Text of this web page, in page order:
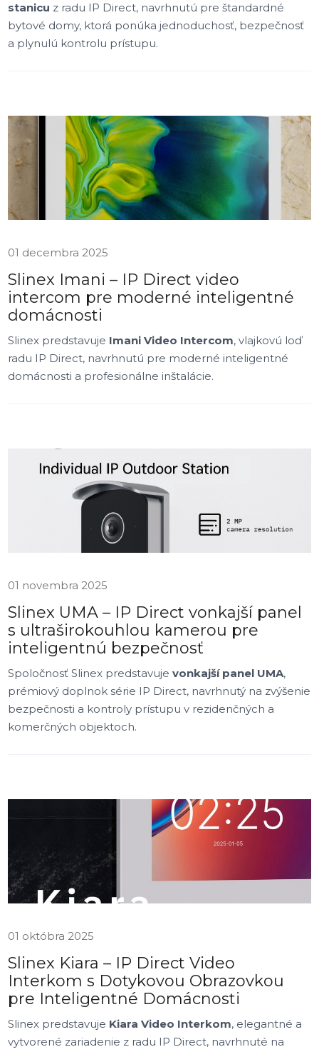
stanicu z radu IP Direct, navrhnutú pre štandardné
bytové domy, ktorá ponúka jednoduchosť, bezpečnosť
a plynulú kontrolu prístupu.
01 decembra 2025
Slinex Imani – IP Direct video
intercom pre moderné inteligentné
domácnosti
Slinex predstavuje Imani Video Intercom, vlajkovú loď
radu IP Direct, navrhnutú pre moderné inteligentné
domácnosti a profesionálne inštalácie.
01 novembra 2025
Slinex UMA – IP Direct vonkajší panel
s ultraširokouhlou kamerou pre
inteligentnú bezpečnosť
Spoločnosť Slinex predstavujevonkajší panel UMA,
prémiový doplnok série IP Direct, navrhnutý na zvýšenie
bezpečnosti a kontroly prístupu v rezidenčných a
komerčných objektoch.
01 októbra 2025
Slinex Kiara – IP Direct Video
Interkom s Dotykovou Obrazovkou
pre Inteligentné Domácnosti
Slinex predstavuje Kiara Video Interkom, elegantné a
vytvorené zariadenie z radu IP Direct, navrhnuté na